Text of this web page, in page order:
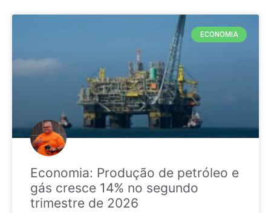
ECONOMIA
Economia: Produção de petróleo e
gás cresce 14% no segundo
trimestre de 2026